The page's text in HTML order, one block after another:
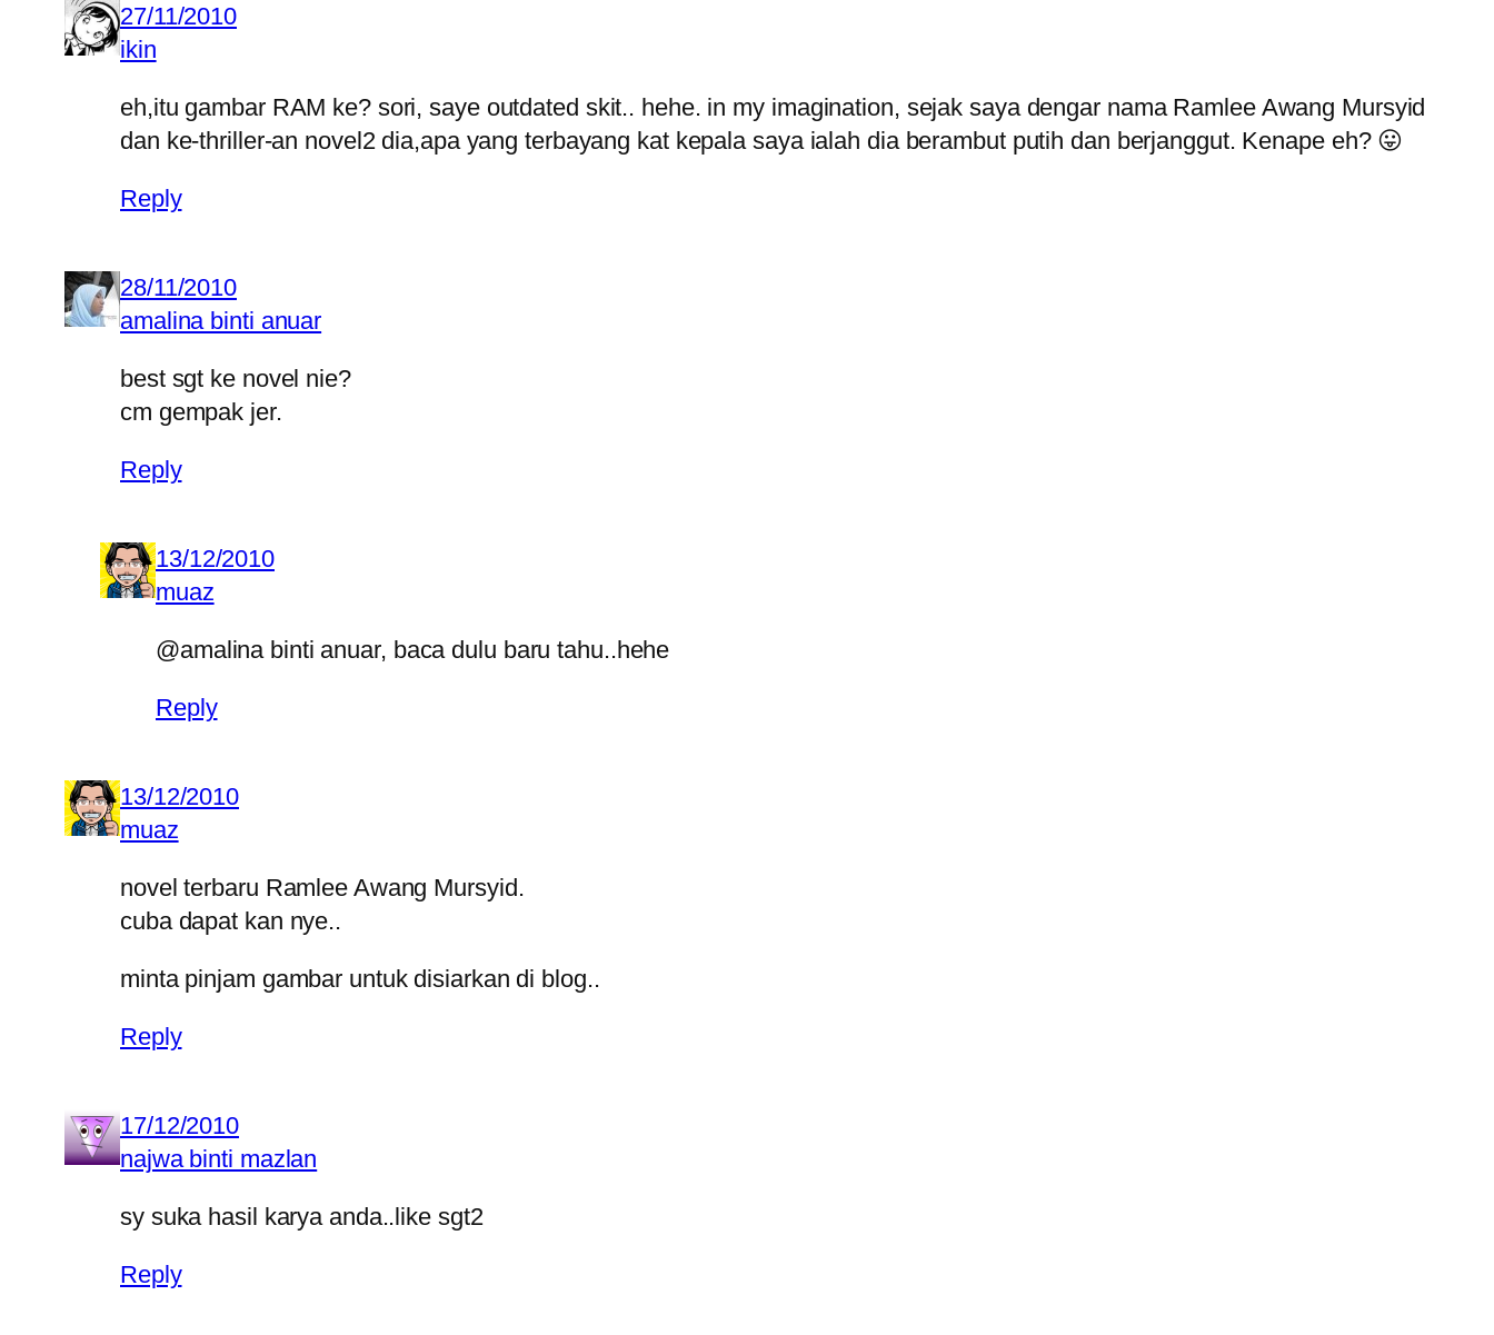
27/11/2010
ikin
eh,itu gambar RAM ke? sori, saye outdated skit.. hehe. in my imagination, sejak saya dengar nama Ramlee Awang Mursyid
dan ke-thriller-an novel2 dia,apa yang terbayang kat kepala saya ialah dia berambut putih dan berjanggut. Kenape eh? 😛
Reply
28/11/2010
amalina binti anuar
best sgt ke novel nie?
cm gempak jer.
Reply
13/12/2010
muaz
@amalina binti anuar, baca dulu baru tahu..hehe
Reply
13/12/2010
muaz
novel terbaru Ramlee Awang Mursyid.
cuba dapat kan nye..
minta pinjam gambar untuk disiarkan di blog..
Reply
17/12/2010
najwa binti mazlan
sy suka hasil karya anda..like sgt2
Reply